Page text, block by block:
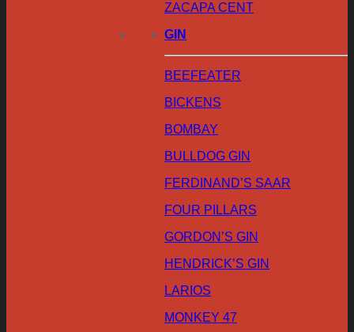
ZACAPA CENT
GIN
BEEFEATER
BICKENS
BOMBAY
BULLDOG GIN
FERDINAND’S SAAR
FOUR PILLARS
GORDON’S GIN
HENDRICK’S GIN
LARIOS
MONKEY 47